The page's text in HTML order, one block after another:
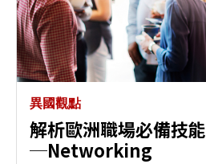
異國觀點
解析歐洲職場必備技能
─Networking